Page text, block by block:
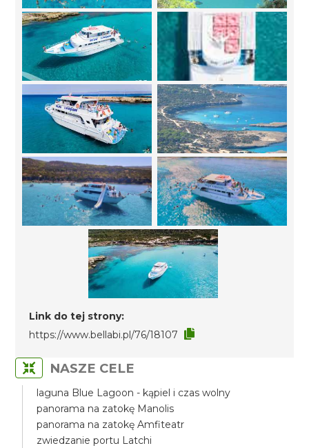
Link do tej strony:
https://www.bellabi.pl/76/18107
NASZE CELE
laguna Blue Lagoon - kąpiel i czas wolny
panorama na zatokę Manolis
panorama na zatokę Amfiteatr
zwiedzanie portu Latchi